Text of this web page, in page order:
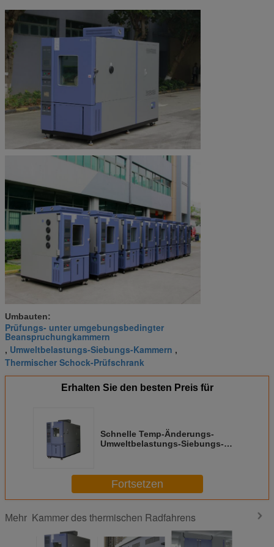
Energie
Erdung Wechselstroms 380V/50Hz 3phase 5 wires+
Anmerkung: 1. Wir behalten uns das Recht vor, Spezifikationen 2. ohne
Kundengebundene Größen und Konfigurationen verfügbar
Umbauten:
Prüfungs- unter umgebungsbedingter
Beanspruchungkammern
, Umweltbelastungs-Siebungs-Kammern ,
Thermischer Schock-Prüfschrank
Erhalten Sie den besten Preis für
Schnelle Temp-Änderungs-
Umweltbelastungs-Siebungs-
Fortsetzen
Mehr Kammer des thermischen Radfahrens